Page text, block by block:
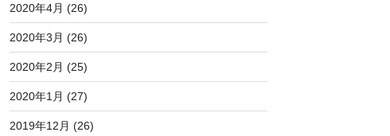
2020年4月 (26)
2020年3月 (26)
2020年2月 (25)
2020年1月 (27)
2019年12月 (26)